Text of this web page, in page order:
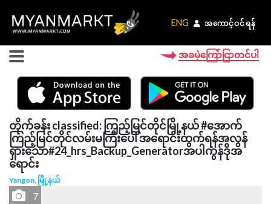
ENG အကောင့်ဝင်ရန်
ENG အကောင့်ဝင်ရန်
အခမဲ့ကြော်ငြာတင်ပါ
တိုက်ခန်း classified: ကြည့်မြင်တိုင်မြို့နယ် #အောက်
ကြည့်မြင်တိုင်လမ်းမကြီးပေါ် အရောင်းထွက်ရန်အလွန်
ရှားသော#24_hrs_Backup_Generatorအပါကွန်ဒိုအ
ရောင်း
Yangon, မြို့နယ်
7